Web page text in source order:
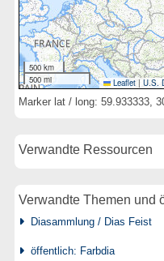
500 km
500 mi
Leaflet | U.S.
Marker lat / long: 59.933333,
Verwandte Ressourcen
Verwandte Themen und
Diasammlung / Dias Feist
öffentlich: Farbdia